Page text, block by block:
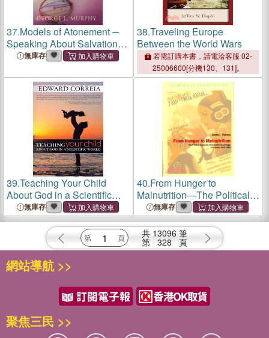
37.Models of Atonement ─
Speaking About Salvation in
a Scientific World
無庫存
38.Traveling Europe
Between the World Wars
若需訂購本書，請電洽客服 02-
25006600[分機130、131]。
39.Teaching Your Child
About God in a Scientific
World無庫存
40.From Hunger to
Malnutrition—The Political
Economy of Scientific
Knowledge in Europe, 1918-
1960
無庫存
共 13096 筆
第 328 頁
網站導航 >>
聚焦三民 >>